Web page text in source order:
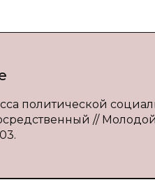
политической
//